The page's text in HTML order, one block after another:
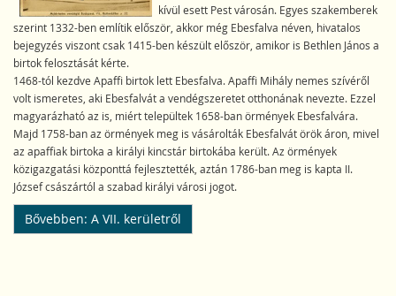
kívül esett Pest városán. Egyes szakemberek
szerint 1332-ben említik először, akkor még Ebesfalva néven, hivatalos
bejegyzés viszont csak 1415-ben készült először, amikor is Bethlen János a
birtok felosztását kérte.
1468-tól kezdve Apaffi birtok lett Ebesfalva. Apaffi Mihály nemes szívéről
volt ismeretes, aki Ebesfalvát a vendégszeretet otthonának nevezte. Ezzel
magyarázható az is, miért települtek 1658-ban örmények Ebesfalvára.
Majd 1758-ban az örmények meg is vásárolták Ebesfalvát örök áron, mivel
az apaffiak birtoka a királyi kincstár birtokába került. Az örmények
közigazgatási központtá fejlesztették, aztán 1786-ban meg is kapta II.
József császártól a szabad királyi városi jogot.
Bővebben: A VII. kerületről